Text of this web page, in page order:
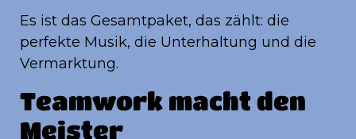
Es ist das Gesamtpaket, das zählt: die
perfekte Musik, die Unterhaltung und die
Vermarktung.
Teamwork macht den
Meister